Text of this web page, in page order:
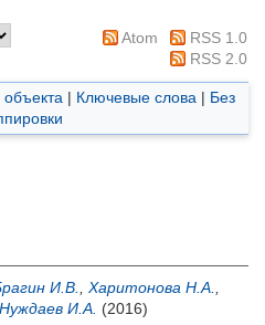
Atom
RSS 1.0
RSS 2.0
| Ключевые слова | Без
И.В. Харитонова Н.А.
Нуждаев И.А. (2016)